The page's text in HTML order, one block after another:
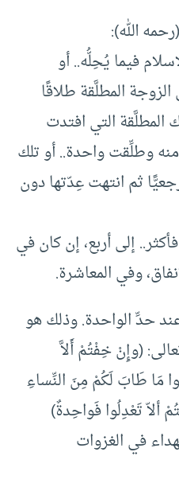
الله):
فيما يُحِلُّه.. أو
المطلَّقة طلاقًا
المطلَّقة التي افتدت
وطلِّقت واحدة.. أو تلك
ثم انتهت عِدّتها دون
إلى أربع، إن كان في
وفي المعاشرة.
حدِّ الواحدة. وذلك هو
(وإِنْ خِفْتُمْ أَلاَّ
مَا طَابَ لَكُمْ مِنَ النِّساءِ
ألاّ تَعْدِلُوا فَواحِدةٌ)
في الغزوات